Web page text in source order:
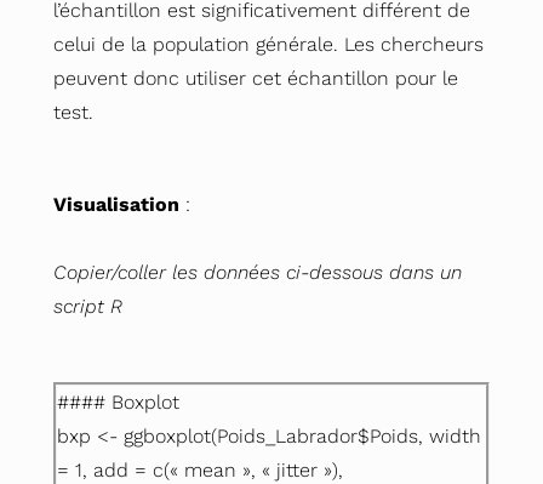
l’échantillon est significativement différent de
celui de la population générale. Les chercheurs
peuvent donc utiliser cet échantillon pour le
test.
Visualisation :
Copier/coller les données ci-dessous dans un
script R
#### Boxplot
bxp <- ggboxplot(Poids_Labrador$Poids, width
= 1, add = c(« mean », « jitter »),